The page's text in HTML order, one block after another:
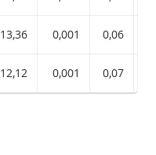
13,36 0,001 0,06
12,12 0,001 0,07